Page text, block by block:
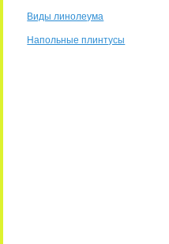
Виды линолеума
Напольные плинтусы